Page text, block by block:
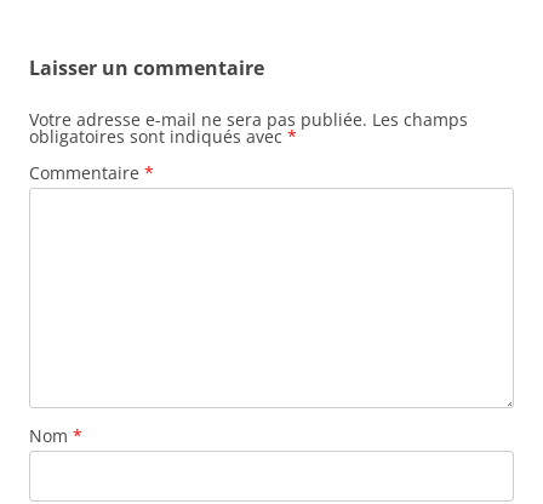
Laisser un commentaire
Votre adresse e-mail ne sera pas publiée. Les champs
obligatoires sont indiqués avec *
Commentaire *
Nom *